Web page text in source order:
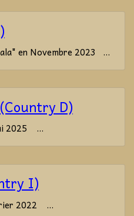
en Novembre 2023 ...
D)
2025 ...
I)
2022 ...